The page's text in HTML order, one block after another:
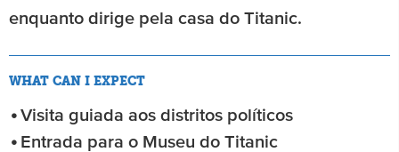
enquanto dirige pela casa do Titanic.
WHAT CAN I EXPECT
Visita guiada aos distritos políticos
Entrada para o Museu do Titanic